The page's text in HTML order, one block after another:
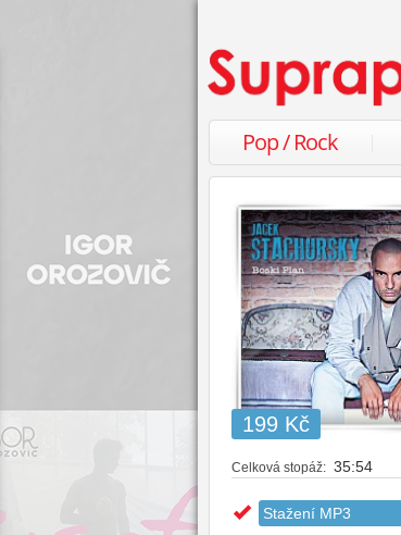
Pop / Rock
199 Kč
Celková stopáž: 35:54
Stažení MP3